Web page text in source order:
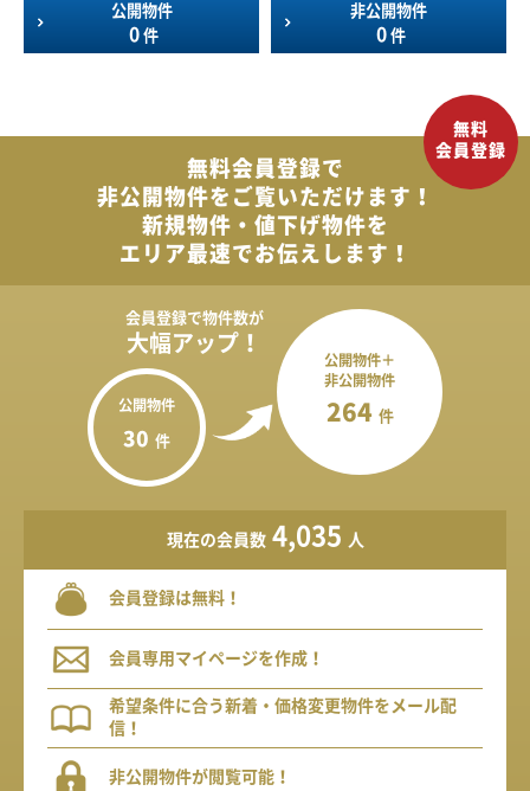
公開物件
0 件
非公開物件
0 件
無料会員登録で
非公開物件を ご覧いただけます！
新規物件・値下げ物件を
エリア最速でお伝えします！
会員登録で物件数が
大幅アップ！
公開物件
30 件
公開物件＋
非公開物件
264 件
現在の会員数 4,035 人
会員登録は無料！
会員専用マイページを作成！
希望条件に合う新着・価格変更物件をメール配
信！
非公開物件が閲覧可能！